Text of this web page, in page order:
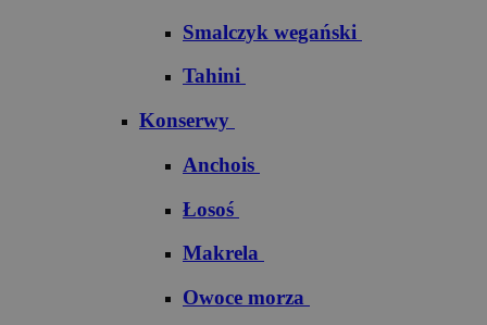
Smalczyk wegański
Tahini
Konserwy
Anchois
Łosoś
Makrela
Owoce morza